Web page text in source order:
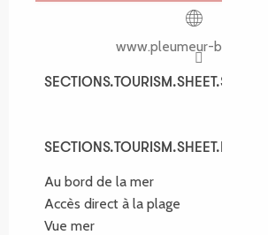
www.pleumeur-
Au bord de la mer
Accès direct à la plage
Vue mer